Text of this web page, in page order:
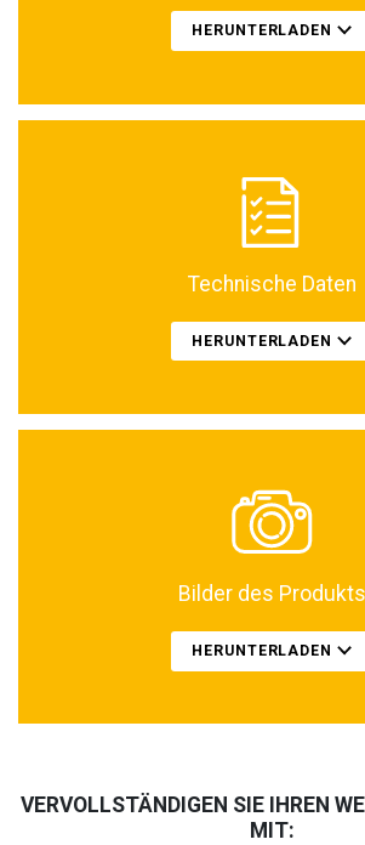
HERUNTERLADEN
Technische Daten
HERUNTERLADEN
Bilder des Produkts
HERUNTERLADEN
VERVOLLSTÄNDIGEN SIE IHREN
MIT: